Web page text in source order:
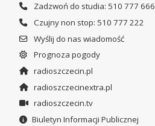
Zadzwoń do studia: 510 777 666
Czujny non stop: 510 777 222
Wyślij do nas wiadomość
Prognoza pogody
radioszczecin.pl
radioszczecinextra.pl
radioszczecin.tv
Biuletyn Informacji Publicznej